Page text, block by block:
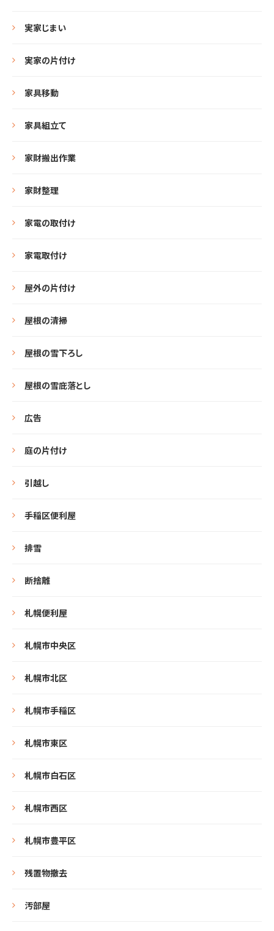
実家じまい
実家の片付け
家具移動
家具組立て
家財搬出作業
家財整理
家電の取付け
家電取付け
屋外の片付け
屋根の清掃
屋根の雪下ろし
屋根の雪庇落とし
広告
庭の片付け
引越し
手稲区便利屋
排雪
断捨離
札幌便利屋
札幌市中央区
札幌市北区
札幌市手稲区
札幌市東区
札幌市白石区
札幌市西区
札幌市豊平区
残置物撤去
汚部屋